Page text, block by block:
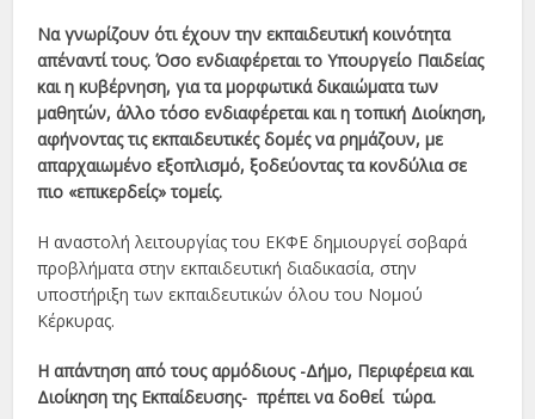
Να γνωρίζουν ότι έχουν την εκπαιδευτική κοινότητα
απέναντί τους. Όσο ενδιαφέρεται το Υπουργείο Παιδείας
και η κυβέρνηση, για τα μορφωτικά δικαιώματα των
μαθητών, άλλο τόσο ενδιαφέρεται και η τοπική Διοίκηση,
αφήνοντας τις εκπαιδευτικές δομές να ρημάζουν, με
απαρχαιωμένο εξοπλισμό, ξοδεύοντας τα κονδύλια σε
πιο «επικερδείς» τομείς.
Η αναστολή λειτουργίας του ΕΚΦΕ δημιουργεί σοβαρά
προβλήματα στην εκπαιδευτική διαδικασία, στην
υποστήριξη των εκπαιδευτικών όλου του Νομού
Κέρκυρας.
Η απάντηση από τους αρμόδιους -Δήμο, Περιφέρεια και
Διοίκηση της Εκπαίδευσης- πρέπει να δοθεί τώρα.